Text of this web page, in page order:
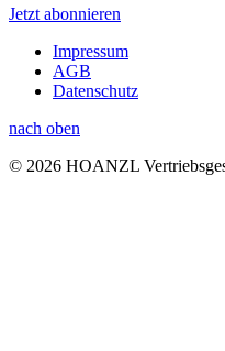
Jetzt abonnieren
Impressum
AGB
Datenschutz
nach oben
© 2026 HOANZL